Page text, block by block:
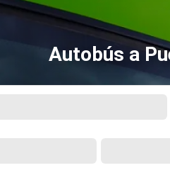
Autobús a